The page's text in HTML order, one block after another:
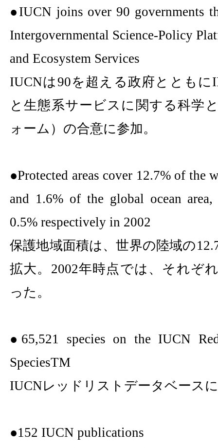
● IUCN joins over90 governments
Intergovernmental Science-Policy
and Ecosystem Services
IUCNは90を超える政府とともに
と生態系サービスに関する科学
ォーム）の合意に参加。
●Protected areas cover 12.7% of the
and 1.6% of the global ocean
0.5% respectively in 2002
保護地域面積は、世界の陸域の
拡大。 2002年時点では、それぞ
った。
● 65,521 species on the IUCN
SpeciesTM
IUCNレッドリストデータベースに
●152 IUCN publications